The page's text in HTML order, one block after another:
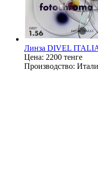
Линза DIVEL
Цена: 2200 тенге
Производство: